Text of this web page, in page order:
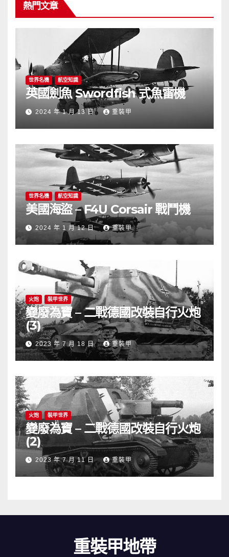
熱門文章
世界名機 航空知識
英國劍魚 Swordfish 式魚雷機
2024 年 1 月 13 日 重裝甲
世界名機 航空知識
美國海盜 – F4U Corsair 戰鬥機
2024 年 1 月 12 日 重裝甲
火炮 裝甲世界
變廢為寶 – 二戰德國改裝自行火炮
(3)
2023 年 7 月 18 日 重裝甲
火炮 裝甲世界
變廢為寶 – 二戰德國改裝自行火炮
(2)
2023 年 7 月 11 日 重裝甲
重裝甲地帶